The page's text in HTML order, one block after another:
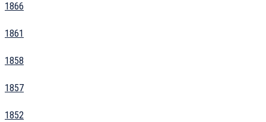
1866
1861
1858
1857
1852